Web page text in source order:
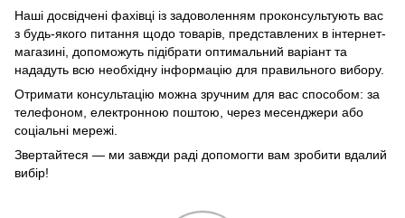
Наші досвідчені фахівці із задоволенням проконсультують вас
з будь-якого питання щодо товарів, представлених в інтернет-
магазині, допоможуть підібрати оптимальний варіант та
нададуть всю необхідну інформацію для правильного вибору.
Отримати консультацію можна зручним для вас способом: за
телефоном, електронною поштою, через месенджери або
соціальні мережі.
Звертайтеся — ми завжди раді допомогти вам зробити вдалий
вибір!